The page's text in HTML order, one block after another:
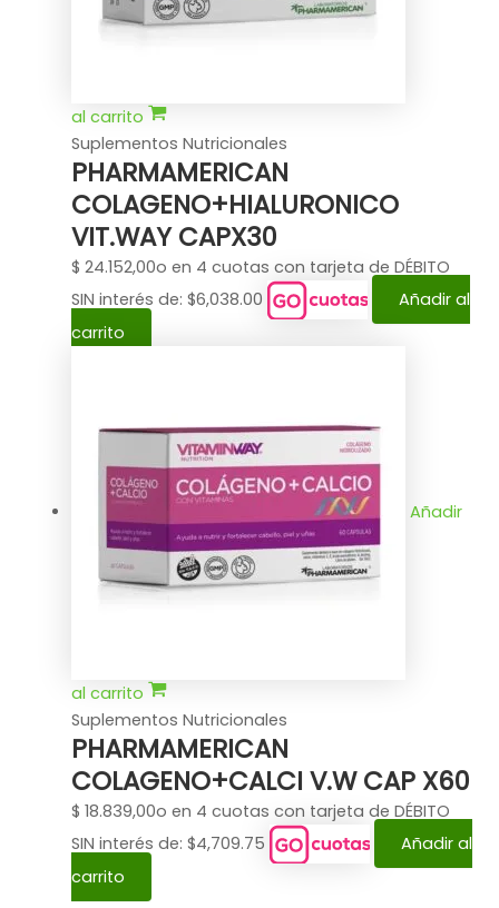
al carrito
Suplementos Nutricionales
PHARMAMERICAN
COLAGENO+HIALURONICO
VIT.WAY CAPX30
$ 24.152,00o en 4 cuotas con tarjeta de DÉBITO
SIN interés de: $6,038.00
Añadir al
carrito
Añadir
al carrito
Suplementos Nutricionales
PHARMAMERICAN
COLAGENO+CALCI V.W CAP X60
$ 18.839,00o en 4 cuotas con tarjeta de DÉBITO
SIN interés de: $4,709.75
Añadir al
carrito